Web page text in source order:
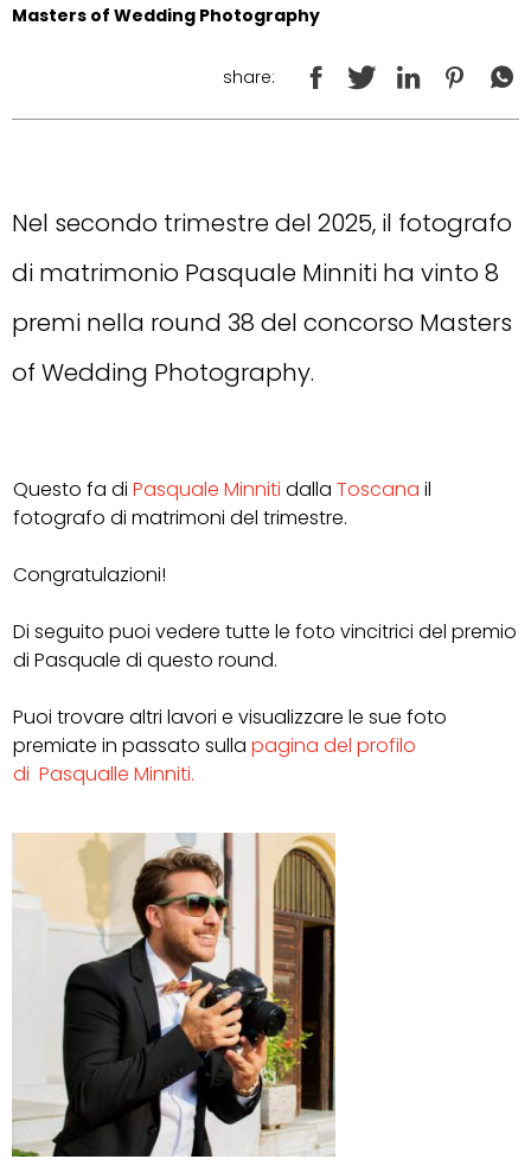
Masters of Wedding Photography
share:
Nel secondo trimestre del 2025, il fotografo
di matrimonio Pasquale Minniti ha vinto 8
premi nella round 38 del concorso Masters
of Wedding Photography.
Questo fa di Pasquale Minniti dalla Toscana il
fotografo di matrimoni del trimestre.
Congratulazioni!
Di seguito puoi vedere tutte le foto vincitrici del premio
di Pasquale di questo round.
Puoi trovare altri lavori e visualizzare le sue foto
premiate in passato sulla pagina del profilo
di Pasqualle Minniti.